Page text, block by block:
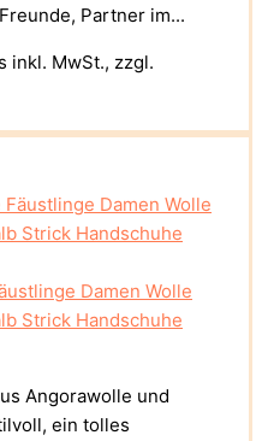
Partner im...
inkl. MwSt., zzgl.
Damen Wolle
Strick Handschuhe
Angorawolle und
ein tolles